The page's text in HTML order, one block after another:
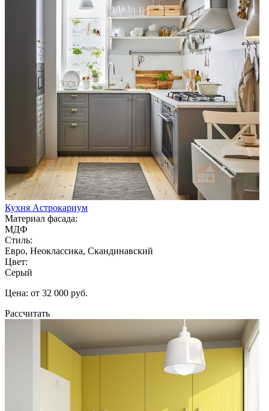
Кухня Астрокариум
Материал фасада:
МДФ
Стиль:
Евро, Неоклассика, Скандинавский
Цвет:
Серый
Цена: от 32 000 руб.
Рассчитать